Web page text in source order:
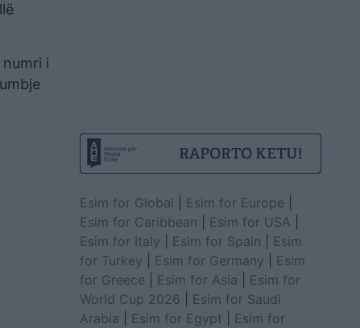
i
Esim for Global Esim for Europe
Esim for Caribbean
Esim for USA
Esim for Italy
Esim for Spain
Esim
for Turkey
Esim for Germany
Esim
for Greece
Esim for Asia
Esim for
World Cup 2026
Esim for Saudi
Arabia
Esim for Egypt
Esim for